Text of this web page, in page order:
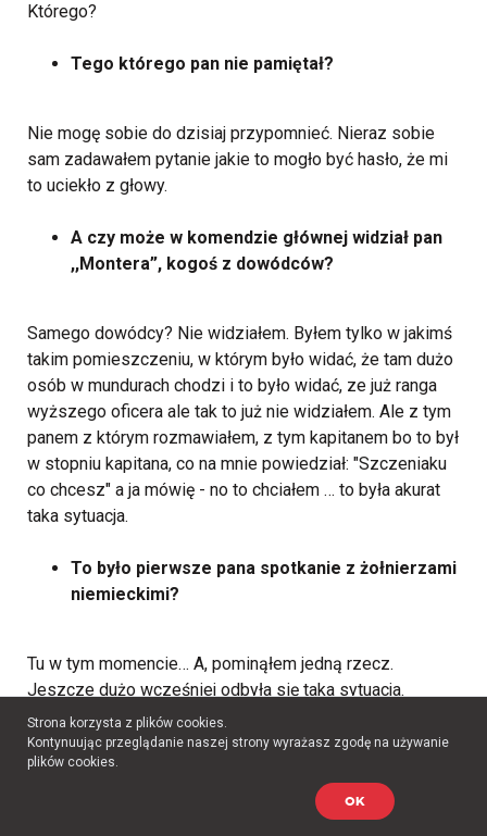
Którego?
Tego którego pan nie pamiętał?
Nie mogę sobie do dzisiaj przypomnieć. Nieraz sobie
sam zadawałem pytanie jakie to mogło być hasło, że mi
to uciekło z głowy.
A czy może w komendzie głównej widział pan
,,Montera”, kogoś z dowódców?
Samego dowódcy? Nie widziałem. Byłem tylko w jakimś
takim pomieszczeniu, w którym było widać, że tam dużo
osób w mundurach chodzi i to było widać, ze już ranga
wyższego oficera ale tak to już nie widziałem. Ale z tym
panem z którym rozmawiałem, z tym kapitanem bo to był
w stopniu kapitana, co na mnie powiedział: "Szczeniaku
co chcesz" a ja mówię - no to chciałem … to była akurat
taka sytuacja.
To było pierwsze pana spotkanie z żołnierzami
niemieckimi?
Tu w tym momencie… A, pominąłem jedną rzecz.
Jeszcze dużo wcześniej odbyła się taka sytuacja.
Pierwsze posegregowanie nas to było jeszcze
przedtem zanim były te dzielenia na te grupy. Właśnie że
nie miałem takiej kwalifikacji żeby z tą bronią iść, to nam
dali - o tym zapomniałem powiedzieć - butelki z
benzynką i wygonili nas na taki wybieg przed
Strona korzysta z plików cookies.
Kontynuując przeglądanie naszej strony wyrażasz zgodę na używanie
plików cookies.
OK